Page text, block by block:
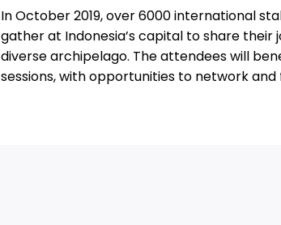
In October 2019, over 6000 international
gather at Indonesia’s capital to share their
diverse archipelago. The attendees will
sessions, with opportunities to network